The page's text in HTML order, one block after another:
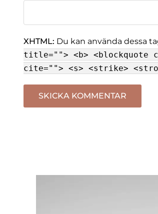
XHTML: Du kan använda dessa
title=""> <b> <blockquote
cite=""> <s> <strike>